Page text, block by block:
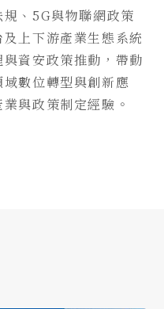
、5G與物聯網政策
上下游產業生態系統
資安政策推動，帶動
數位轉型與創新應
與政策制定經驗。